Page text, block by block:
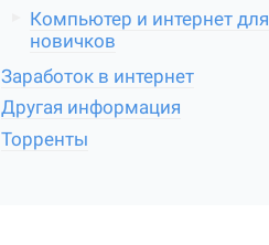
Компьютер и интернет для
новичков
Заработок в интернет
Другая информация
Торренты